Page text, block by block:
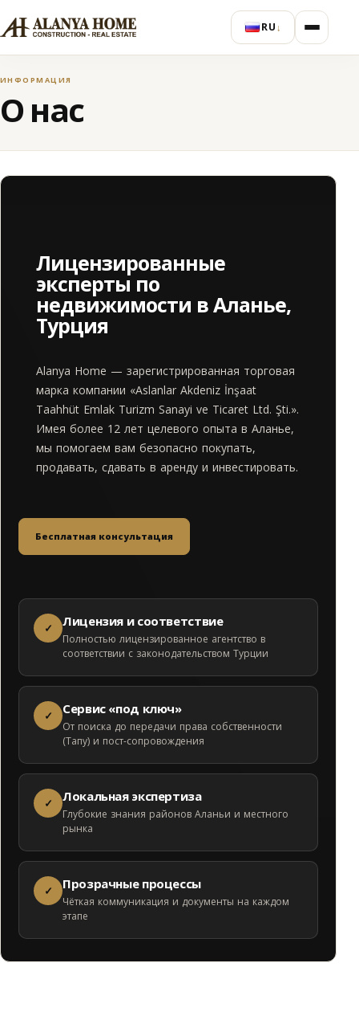
RU ↓
ИНФОРМАЦИЯ
О нас
Лицензированные
эксперты по
недвижимости в Аланье,
Турция
Alanya Home — зарегистрированная торговая
марка компании «Aslanlar Akdeniz İnşaat
Taahhüt Emlak Turizm Sanayi ve Ticaret Ltd. Şti.».
Имея более 12 лет целевого опыта в Аланье,
мы помогаем вам безопасно покупать,
продавать, сдавать в аренду и инвестировать.
Бесплатная консультация
✓ Лицензия и соответствие
Полностью лицензированное агентство в
соответствии с законодательством Турции
✓ Сервис «под ключ»
От поиска до передачи права собственности
(Тапу) и пост-сопровождения
✓ Локальная экспертиза
Глубокие знания районов Аланьи и местного
рынка
✓ Прозрачные процессы
Чёткая коммуникация и документы на каждом
этапе